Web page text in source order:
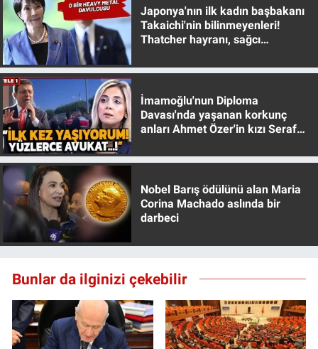
Japonya'nın ilk kadın başbakanı
Takaichi'nin bilinmeyenleri!
Thatcher hayranı, sağcı
İmamoğlu'nun Diploma
Davası'nda yaşanan korkunç
anları Ahmet Özer'in kızı Seraf
Nobel Barış ödülünü alan Maria
Corina Machado aslında bir
darbeci
Bunlar da ilginizi çekebilir
Programlar
Sağlık
Teknoloji
Türkiye'nin Geleceği
Türkiye'nin Gündemi
Yerel Gündem
Yerel Yaşam
Canlı Yayın